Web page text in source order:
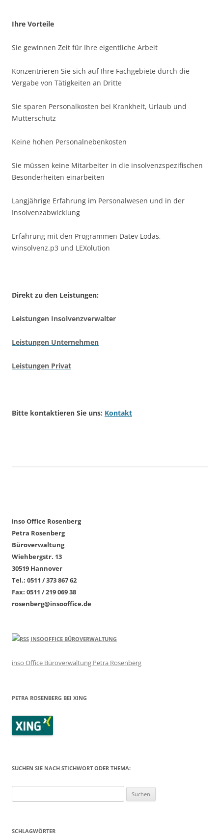
Ihre Vorteile
Sie gewinnen Zeit für Ihre eigentliche Arbeit
Konzentrieren Sie sich auf Ihre Fachgebiete durch die
Vergabe von Tätigkeiten an Dritte
Sie sparen Personalkosten bei Krankheit, Urlaub und
Mutterschutz
Keine hohen Personalnebenkosten
Sie müssen keine Mitarbeiter in die insolvenzspezifischen
Besonderheiten einarbeiten
Langjährige Erfahrung im Personalwesen und in der
Insolvenzabwicklung
Erfahrung mit den Programmen Datev Lodas,
winsolvenz.p3 und LEXolution
Direkt zu den Leistungen:
Leistungen Insolvenzverwalter
Leistungen Unternehmen
Leistungen Privat
Bitte kontaktieren Sie uns: Kontakt
inso Office Rosenberg
Petra Rosenberg
Büroverwaltung
Wiehbergstr. 13
30519 Hannover
Tel.: 0511 / 373 867 62
Fax: 0511 / 219 069 38
rosenberg@insooffice.de
INSOOFFICE BÜROVERWALTUNG
inso Office Büroverwaltung Petra Rosenberg
PETRA ROSENBERG BEI XING
SUCHEN SIE NACH STICHWORT ODER THEMA:
nach:
SCHLAGWÖRTER